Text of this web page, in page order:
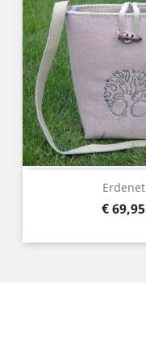
Erdenet
Prijs
€ 69,95